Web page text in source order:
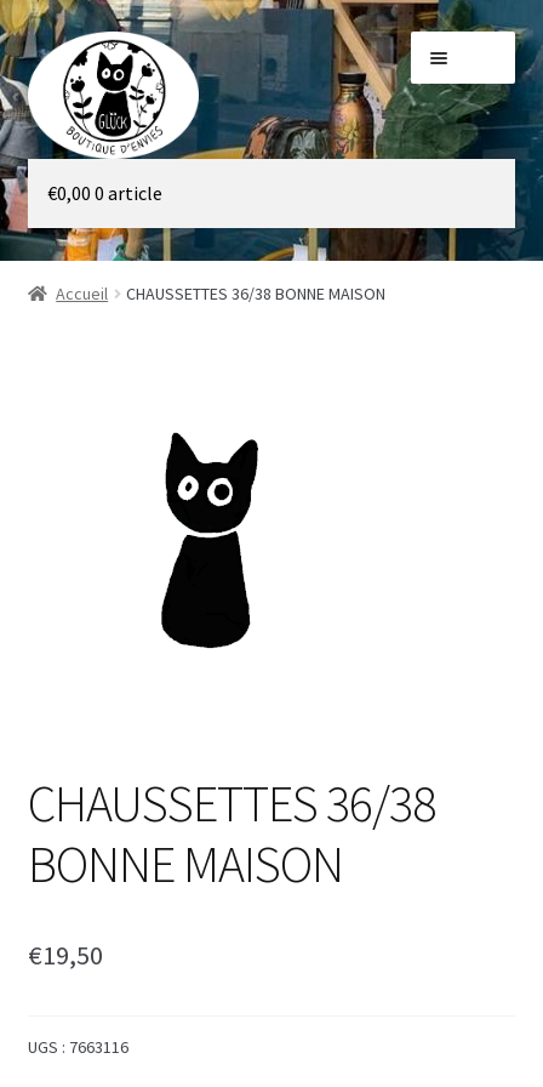
Aller
à
la
navigation
Aller
au
contenu
Galerie
Boutique
€0,00 0 article
Accueil CHAUSSETTES 36/38 BONNE MAISON
CHAUSSETTES 36/38
BONNE MAISON
€19,50
UGS : 7663116